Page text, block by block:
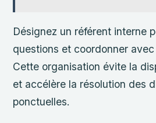
Désignez un référent interne
questions et coordonner
Cette organisation évite la
et accélère la résolution des
ponctuelles.